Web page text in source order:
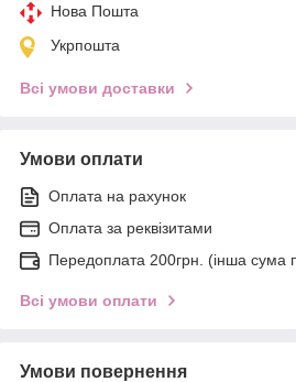
Нова Пошта
Укрпошта
Всі умови доставки
Умови оплати
Оплата на рахунок
Оплата за реквізитами
Передоплата 200грн. (інша сума
Всі умови оплати
Умови повернення